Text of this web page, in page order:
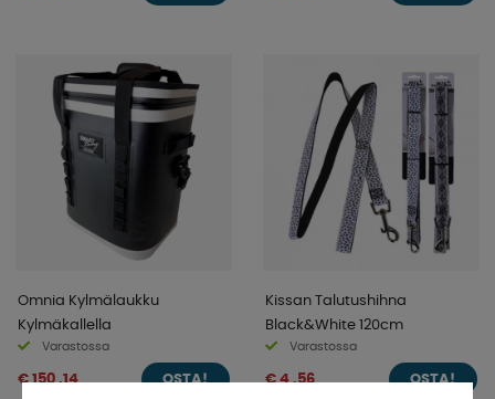
Omnia Kylmälaukku
Kylmäkallella
Varastossa
€ 150 .14 OSTA!
Kissan Talutushihna
Black&White 120cm
Varastossa
€ 4 .56 OSTA!